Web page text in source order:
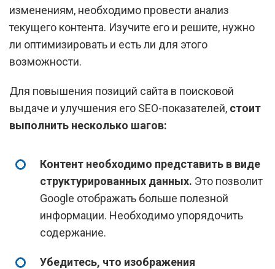
изменениям, необходимо провести анализ
текущего контента. Изучите его и решите, нужно
ли оптимизировать и есть ли для этого
возможности.
Для повышения позиций сайта в поисковой
выдаче и улучшения его SEO-показателей, стоит
выполнить несколько шагов:
Контент необходимо представить в виде
структурированных данных. Это позволит
Google отображать больше полезной
информации. Необходимо упорядочить
содержание.
Убедитесь, что изображения